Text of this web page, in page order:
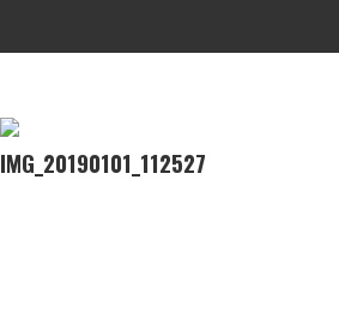
IMG_20190101_112527